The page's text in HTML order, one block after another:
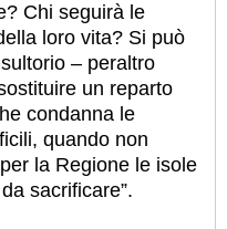
Chi seguirà le
loro vita? Si può
– peraltro
un reparto
condanna le
quando non
la Regione le isole
sacrificare”.